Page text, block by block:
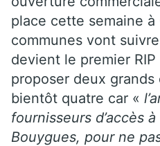
place cette semaine à
communes vont
devient le premier
proposer deux grands
bientôt quatre car «
fournisseurs d’accès
Bouygues, pour ne